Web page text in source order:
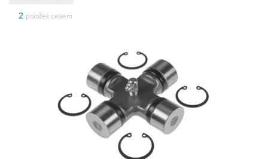
2 položek celkem